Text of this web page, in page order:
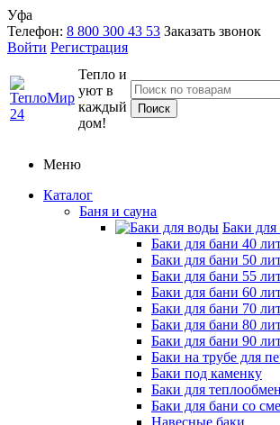
Уфа
Телефон: 8 800 300 43 53 Заказать звонок
Войти Регистрация
Тепло и
уют в
каждый
дом!
Меню
Каталог
Баня и сауна
Баки
Баки для бани 40
Баки для бани 50
Баки для бани 55
Баки для бани 60
Баки для бани 70
Баки для бани 80
Баки для бани 90
Баки на трубе для
Баки под каменку
Баки для
Баки для бани со
Навесные баки